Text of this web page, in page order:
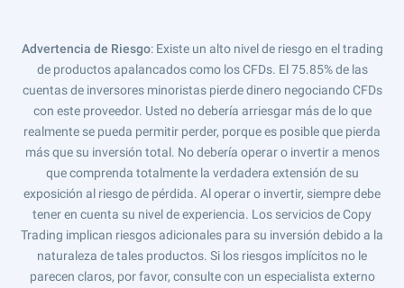
Advertencia de Riesgo: Existe un alto nivel de riesgo en el trading
de productos apalancados como los CFDs. El 75.85% de las
cuentas de inversores minoristas pierde dinero negociando CFDs
con este proveedor. Usted no debería arriesgar más de lo que
realmente se pueda permitir perder, porque es posible que pierda
más que su inversión total. No debería operar o invertir a menos
que comprenda totalmente la verdadera extensión de su
exposición al riesgo de pérdida. Al operar o invertir, siempre debe
tener en cuenta su nivel de experiencia. Los servicios de Copy
Trading implican riesgos adicionales para su inversión debido a la
naturaleza de tales productos. Si los riesgos implícitos no le
parecen claros, por favor, consulte con un especialista externo